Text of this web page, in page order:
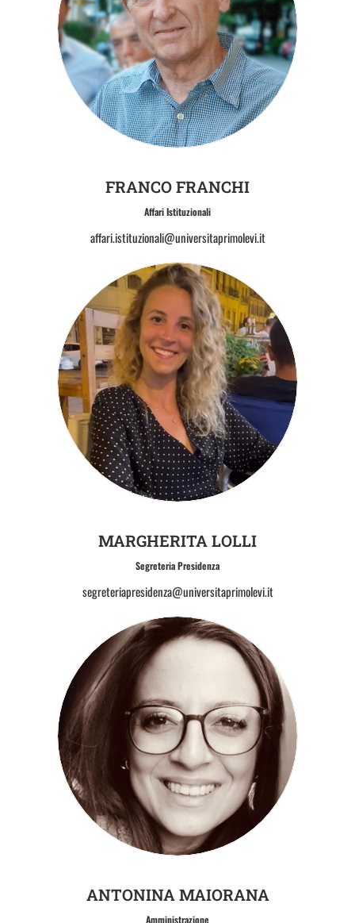
FRANCO FRANCHI
Affari Istituzionali
affari.istituzionali@universitaprimolevi.it
MARGHERITA LOLLI
Segreteria Presidenza
segreteriapresidenza@universitaprimolevi.it
ANTONINA MAIORANA
Amministrazione